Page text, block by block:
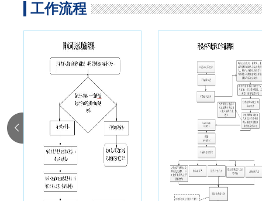
工作流程